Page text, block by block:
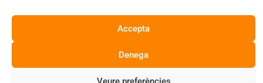
Accepta
Denega